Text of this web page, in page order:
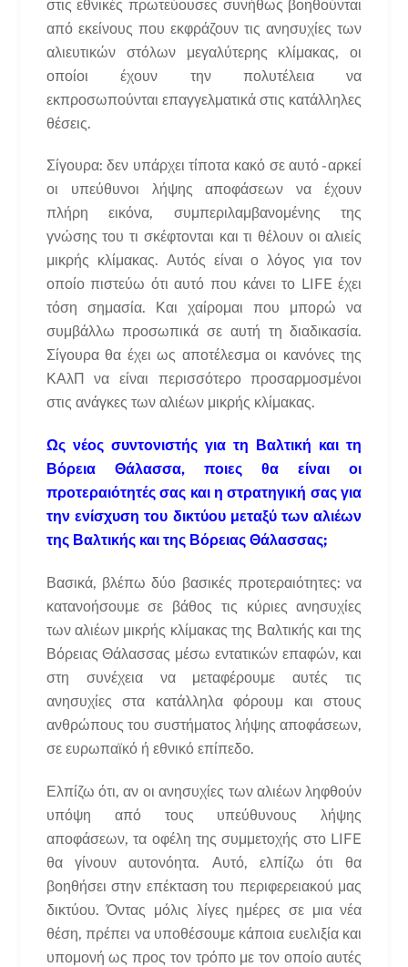
στις εθνικές πρωτεύουσες συνήθως βοηθούνται
από εκείνους που εκφράζουν τις ανησυχίες των
αλιευτικών στόλων μεγαλύτερης κλίμακας, οι
οποίοι έχουν την πολυτέλεια να
εκπροσωπούνται επαγγελματικά στις κατάλληλες
θέσεις.
Σίγουρα: δεν υπάρχει τίποτα κακό σε αυτό - αρκεί
οι υπεύθυνοι λήψης αποφάσεων να έχουν
πλήρη εικόνα, συμπεριλαμβανομένης της
γνώσης του τι σκέφτονται και τι θέλουν οι αλιείς
μικρής κλίμακας. Αυτός είναι ο λόγος για τον
οποίο πιστεύω ότι αυτό που κάνει το LIFE έχει
τόση σημασία. Και χαίρομαι που μπορώ να
συμβάλλω προσωπικά σε αυτή τη διαδικασία.
Σίγουρα θα έχει ως αποτέλεσμα οι κανόνες της
ΚΑλΠ να είναι περισσότερο προσαρμοσμένοι
στις ανάγκες των αλιέων μικρής κλίμακας.
Ως νέος συντονιστής για τη Βαλτική και τη
Βόρεια Θάλασσα, ποιες θα είναι οι
προτεραιότητές σας και η στρατηγική σας για
την ενίσχυση του δικτύου μεταξύ των αλιέων
της Βαλτικής και της Βόρειας Θάλασσας;
Βασικά, βλέπω δύο βασικές προτεραιότητες: να
κατανοήσουμε σε βάθος τις κύριες ανησυχίες
των αλιέων μικρής κλίμακας της Βαλτικής και της
Βόρειας Θάλασσας μέσω εντατικών επαφών, και
στη συνέχεια να μεταφέρουμε αυτές τις
ανησυχίες στα κατάλληλα φόρουμ και στους
ανθρώπους του συστήματος λήψης αποφάσεων,
σε ευρωπαϊκό ή εθνικό επίπεδο.
Ελπίζω ότι, αν οι ανησυχίες των αλιέων ληφθούν
υπόψη από τους υπεύθυνους λήψης
αποφάσεων, τα οφέλη της συμμετοχής στο LIFE
θα γίνουν αυτονόητα. Αυτό, ελπίζω ότι θα
βοηθήσει στην επέκταση του περιφερειακού μας
δικτύου. Όντας μόλις λίγες ημέρες σε μια νέα
θέση, πρέπει να υποθέσουμε κάποια ευελιξία και
υπομονή ως προς τον τρόπο με τον οποίο αυτές